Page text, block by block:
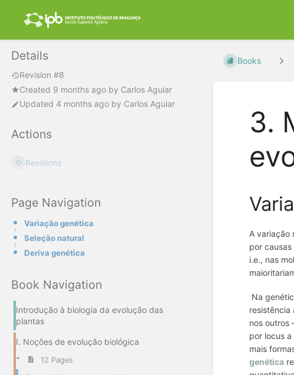
Details
Revision #8
Created 9 months ago by Carlos Aguiar
Updated 4 months ago by Carlos Aguiar
Actions
Revisions
Page Navigation
Variação genética
Seleção natural
Deriva genética
Book Navigation
Introdução à biologia da evolução das
plantas
I. Noções de evolução biológica
12 Pages
Books
3.
A variação
por
i.e., nas
Na
resistência
nos outros
por locusa
mais
genética